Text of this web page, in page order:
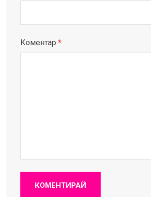
Коментар *
КОМЕНТИРАЙ